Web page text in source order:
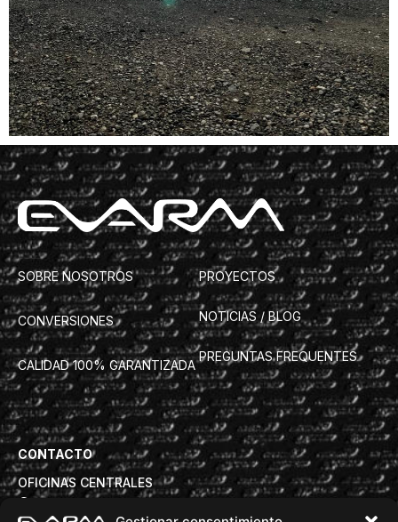
SOBRE NOSOTROS
CONVERSIONES
CALIDAD 100% GARANTIZADA
PROYECTOS
NOTICIAS / BLOG
PREGUNTAS FREQUENTES
CONTACTO
OFICINAS CENTRALES
Avd. Torre de la Vila 63B, 08830 Sant Boi de Llobregat